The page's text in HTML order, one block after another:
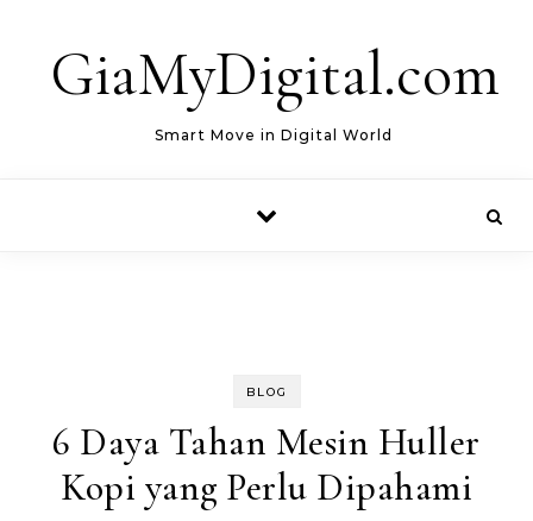
GiaMyDigital.com
Smart Move in Digital World
BLOG
6 Daya Tahan Mesin Huller
Kopi yang Perlu Dipahami